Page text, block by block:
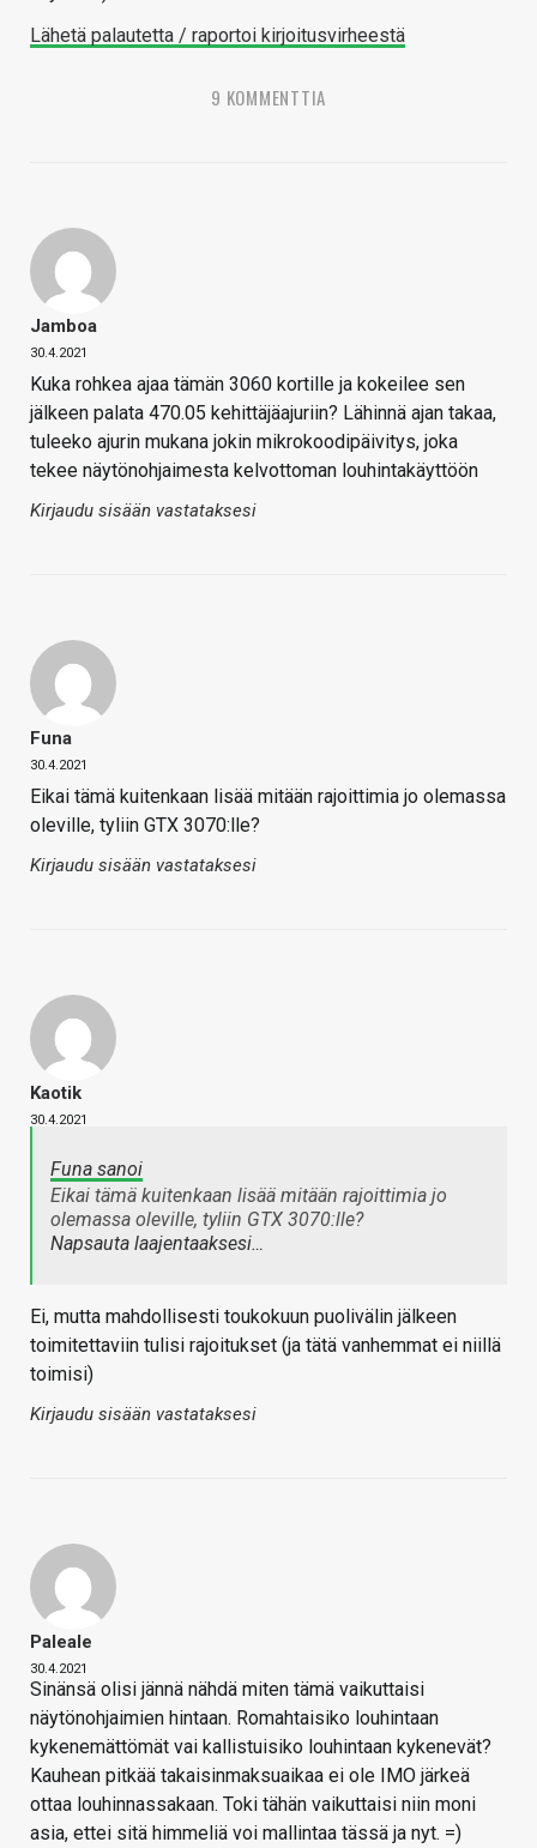
Lähetä palautetta / raportoi kirjoitusvirheestä
9 KOMMENTTIA
Jamboa
30.4.2021
Kuka rohkea ajaa tämän 3060 kortille ja kokeilee sen
jälkeen palata 470.05 kehittäjäajuriin? Lähinnä ajan takaa,
tuleeko ajurin mukana jokin mikrokoodipäivitys, joka
tekee näytönohjaimesta kelvottoman louhintakäyttöön
Kirjaudu sisään vastataksesi
Funa
30.4.2021
Eikai tämä kuitenkaan lisää mitään rajoittimia jo olemassa
oleville, tyliin GTX 3070:lle?
Kirjaudu sisään vastataksesi
Kaotik
30.4.2021
Funa sanoi
Eikai tämä kuitenkaan lisää mitään rajoittimia jo
olemassa oleville, tyliin GTX 3070:lle?
Napsauta laajentaaksesi…
Ei, mutta mahdollisesti toukokuun puolivälin jälkeen
toimitettaviin tulisi rajoitukset (ja tätä vanhemmat ei niillä
toimisi)
Kirjaudu sisään vastataksesi
Paleale
30.4.2021
Sinänsä olisi jännä nähdä miten tämä vaikuttaisi
näytönohjaimien hintaan. Romahtaisiko louhintaan
kykenemättömät vai kallistuisiko louhintaan kykenevät?
Kauhean pitkää takaisinmaksuaikaa ei ole IMO järkeä
ottaa louhinnassakaan. Toki tähän vaikuttaisi niin moni
asia, ettei sitä himmeliä voi mallintaa tässä ja nyt. =)